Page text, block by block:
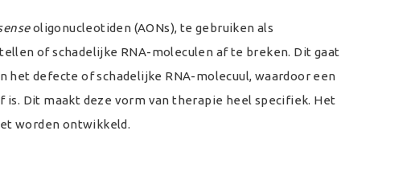
oligonucleotiden (AONs), te gebruiken als
of schadelijke RNA-moleculen af te breken. Dit gaat
het defecte of schadelijke RNA-molecuul, waardoor een
Dit maakt deze vorm van therapie heel specifiek. Het
worden ontwikkeld.